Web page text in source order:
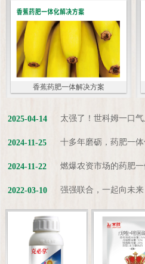
香蕉药肥一体解决方案
太强了！世科姆一口气
2025-04-14
2024-11-25
燃爆农资市场的药肥
2024-11-22
2022-03-10